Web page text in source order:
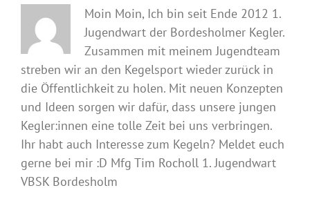
Moin Moin, Ich bin seit Ende 2012 1.
Jugendwart der Bordesholmer Kegler.
Zusammen mit meinem Jugendteam
streben wir an den Kegelsport wieder zurück in
die Öffentlichkeit zu holen. Mit neuen Konzepten
und Ideen sorgen wir dafür, dass unsere jungen
Kegler:innen eine tolle Zeit bei uns verbringen.
Ihr habt auch Interesse zum Kegeln? Meldet euch
gerne bei mir :D Mfg Tim Rocholl 1. Jugendwart
VBSK Bordesholm